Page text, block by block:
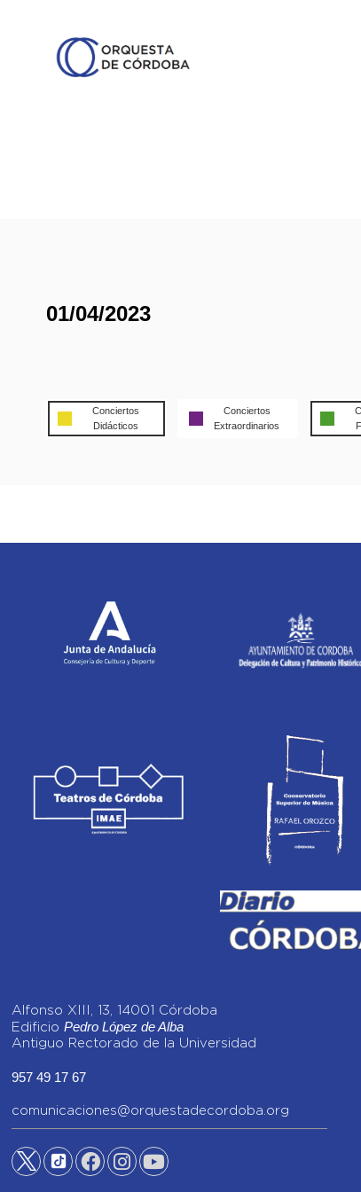
01/04/2023
Conciertos
Didácticos
Conciertos
Extraordinarios
Alfonso XIII, 13, 14001 Córdoba
Edificio Pedro López de Alba
Antiguo Rectorado de la Universidad
957 49 17 67
comunicaciones@orquestadecordoba.org